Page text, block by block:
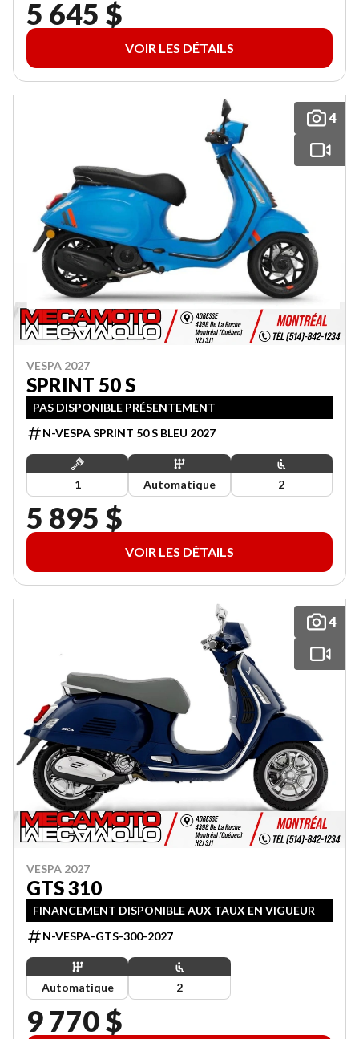
5 645 $
VOIR LES DÉTAILS
4
VESPA 2027
SPRINT 50 S
PAS DISPONIBLE PRÉSENTEMENT
N-VESPA SPRINT 50 S BLEU 2027
1 Automatique 2
5 895 $
VOIR LES DÉTAILS
4
VESPA 2027
GTS 310
FINANCEMENT DISPONIBLE AUX TAUX EN VIGUEUR
N-VESPA-GTS-300-2027
Automatique 2
9 770 $